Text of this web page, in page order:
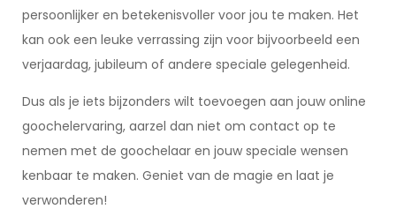
persoonlijker en betekenisvoller voor jou te maken. Het
kan ook een leuke verrassing zijn voor bijvoorbeeld een
verjaardag, jubileum of andere speciale gelegenheid.
Dus als je iets bijzonders wilt toevoegen aan jouw online
goochelervaring, aarzel dan niet om contact op te
nemen met de goochelaar en jouw speciale wensen
kenbaar te maken. Geniet van de magie en laat je
verwonderen!